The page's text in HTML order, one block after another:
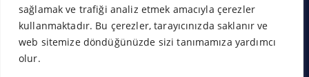
sağlamak ve trafiği analiz etmek amacıyla çerezler
kullanmaktadır. Bu çerezler, tarayıcınızda saklanır ve
web sitemize döndüğünüzde sizi tanımamıza yardımcı
olur.